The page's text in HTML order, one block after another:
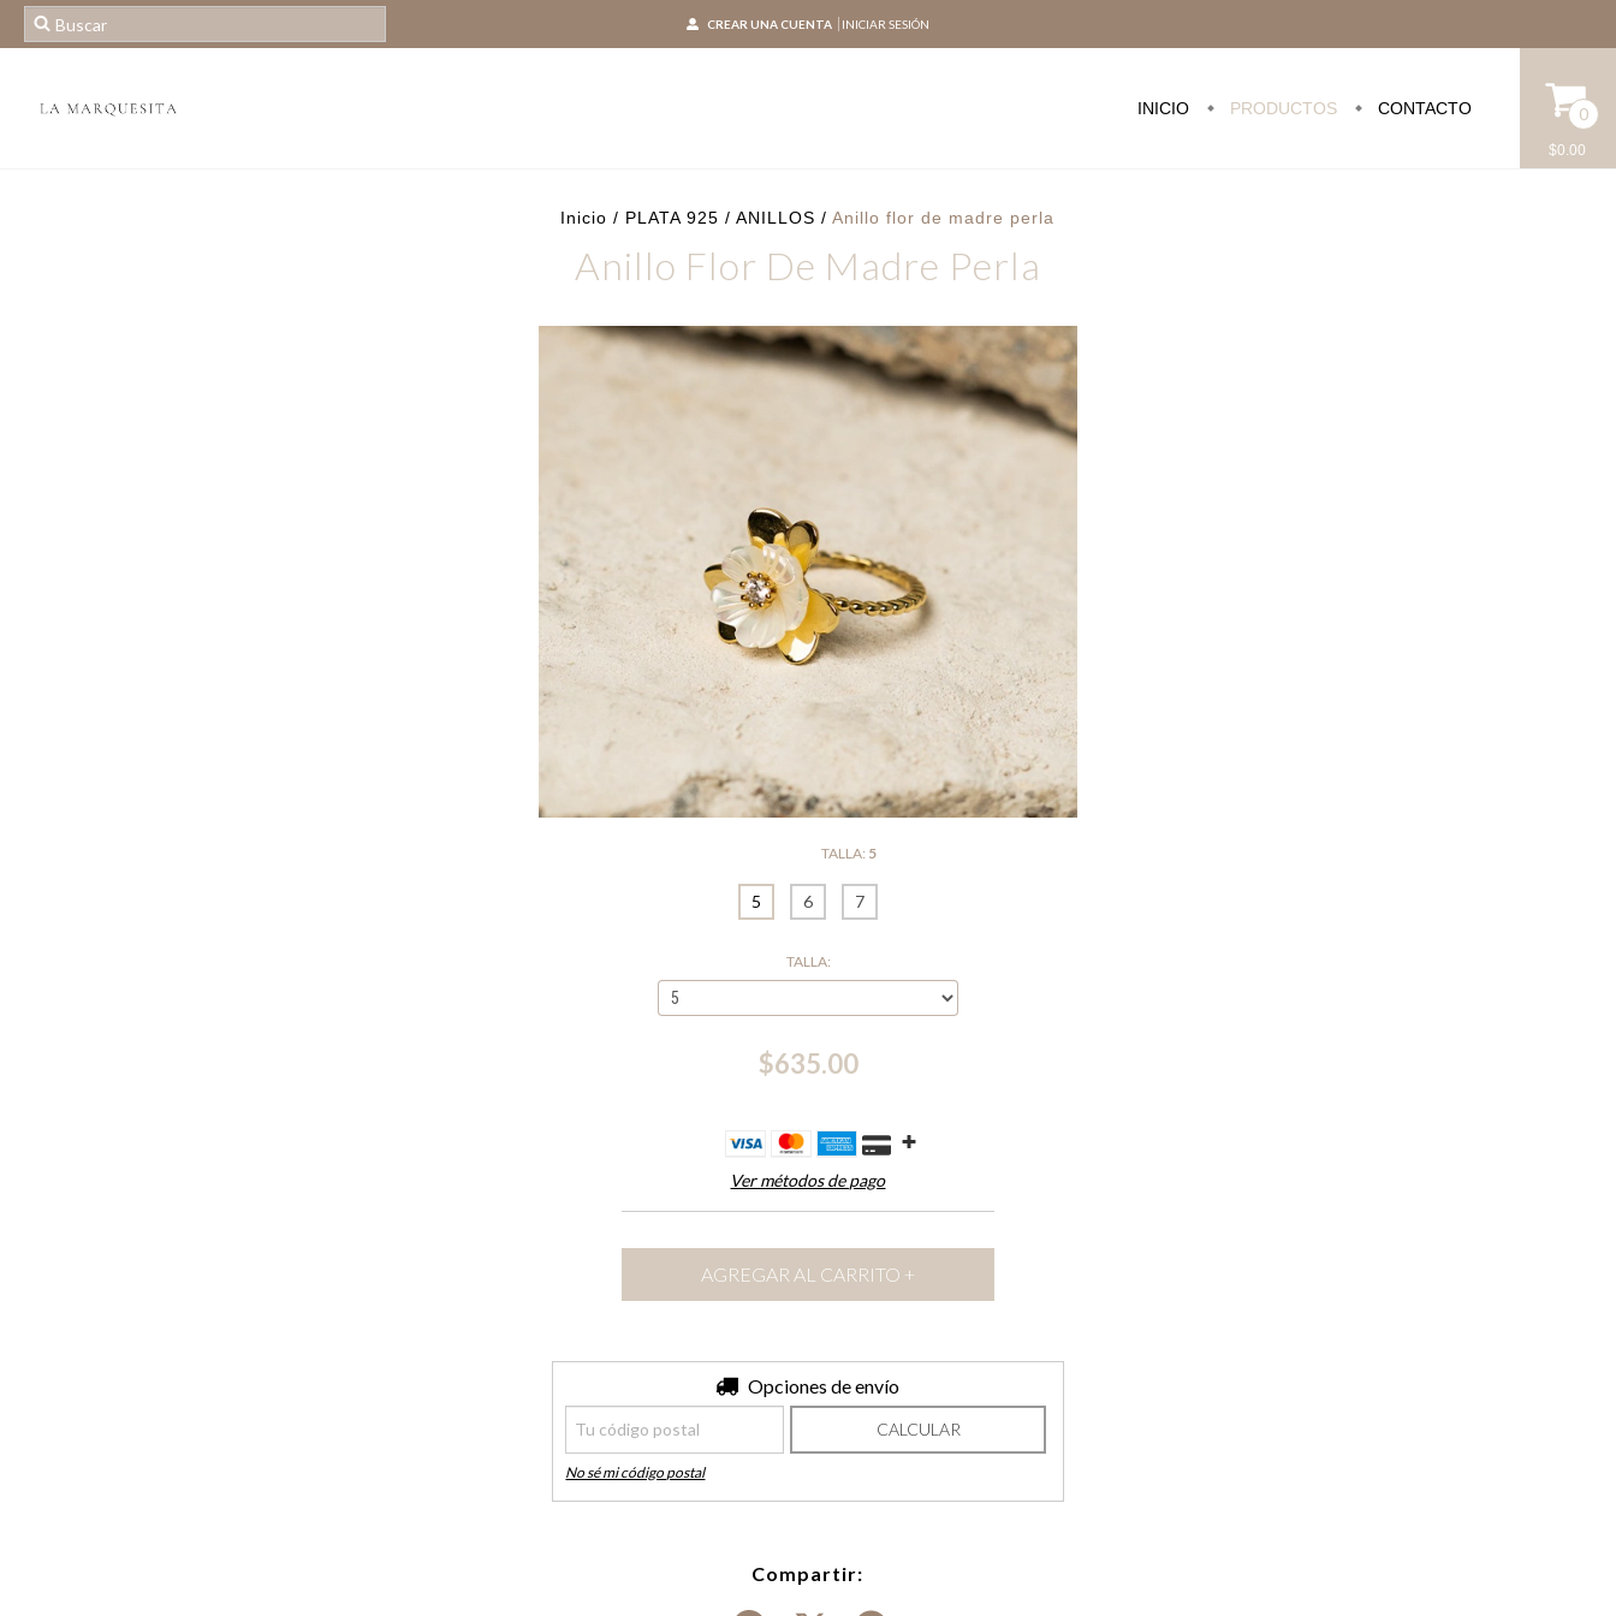
CREAR UNA CUENTA INICIAR SESIÓN
INICIO PRODUCTOS CONTACTO 0
$0.00
Inicio / PLATA 925 / ANILLOS / Anillo flor de madre perla
Anillo Flor De Madre Perla
TALLA: 5
5 6 7
TALLA:
$635.00
Ver métodos de pago
Entregas para el CP: Opciones de envío
CALCULAR
No sé mi código postal
Compartir: